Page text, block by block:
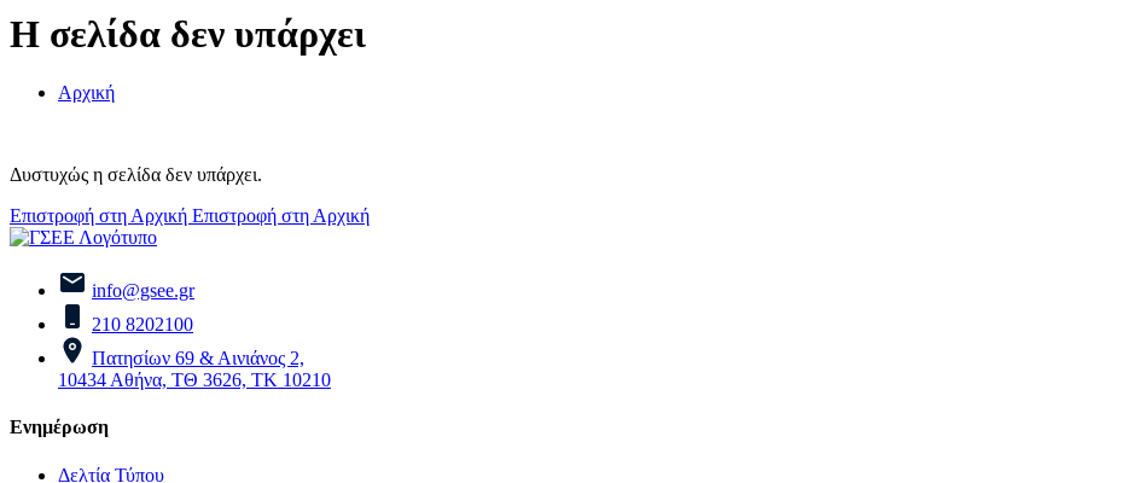
Η σελίδα δεν υπάρχει
Αρχική
Δυστυχώς η σελίδα δεν υπάρχει.
Επιστροφή στη Αρχική Επιστροφή στη Αρχική
info@gsee.gr
210 8202100
Πατησίων 69 & Αινιάνος 2,
10434 Αθήνα, ΤΘ 3626, ΤΚ 10210
Ενημέρωση
Δελτία Τύπου